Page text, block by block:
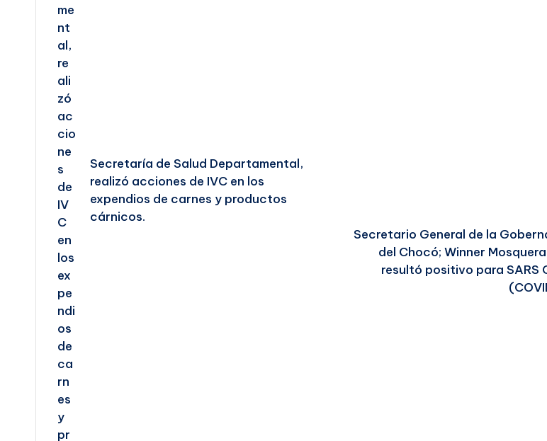
Secretaría de Salud Departamental,
realizó acciones de IVC en los
expendios de carnes y productos
cárnicos.
Secretario General de la
del Chocó; Winner
resultó positivo para SARS